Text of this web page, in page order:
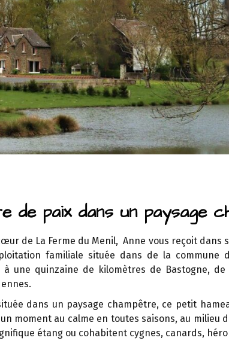
de paix dans un paysage
de La Ferme du Menil, Anne vous reçoit dans
familiale située dans de la commune
à une quinzaine de kilomètres de Bastogne,
dans un paysage champêtre, ce petit
moment au calme en toutes saisons, au milieu
étang ou cohabitent cygnes, canards,